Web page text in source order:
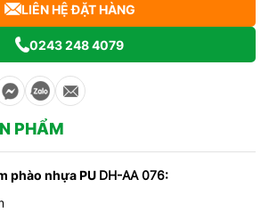
LIÊN HỆ ĐẶT HÀNG
0243 248 4079
PHẨM
phào nhựa PU DH-AA 076: